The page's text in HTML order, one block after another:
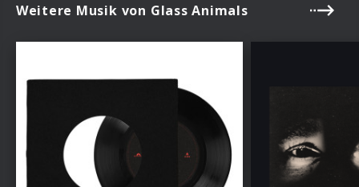
Weitere Musik von Glass Animals